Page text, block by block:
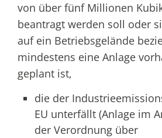
von über fünf Millionen
beantragt werden soll oder
auf ein Betriebsgelände
mindestens eine Anlage
geplant ist,
die der
EU unterfällt (Anlage im
der Verordnung über